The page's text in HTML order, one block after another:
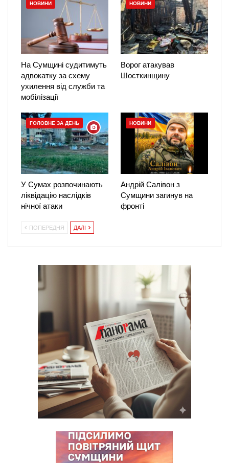
НОВИНИ
На Сумщині судитимуть
адвокатку за схему
ухилення від служби та
мобілізації
НОВИНИ
Ворог атакував
Шосткинщину
ГОЛОВНЕ ЗА ДЕНЬ
У Сумах розпочинають
ліквідацію наслідків
нічної атаки
НОВИНИ
Андрій Салівон з
Сумщини загинув на
фронті
ПОПЕРЕДНЯ ДАЛІ